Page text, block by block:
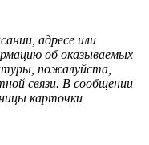
адресе или
об оказываемых
пожалуйста,
связи. В сообщении
карточки